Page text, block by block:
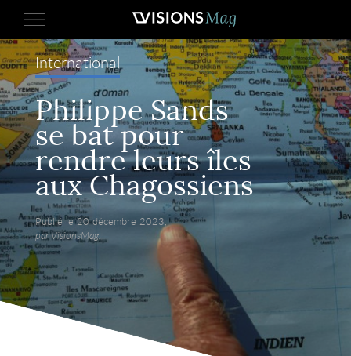
International
Philippe Sands
se bat pour
rendre leurs îles
aux Chagossiens
Publié le 20 décembre 2023,
par VisionsMag.